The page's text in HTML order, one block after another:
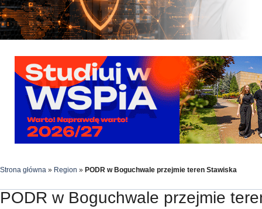
Strona główna » Region » PODR w Boguchwale przejmie teren Stawiska
PODR w Boguchwale przejmie